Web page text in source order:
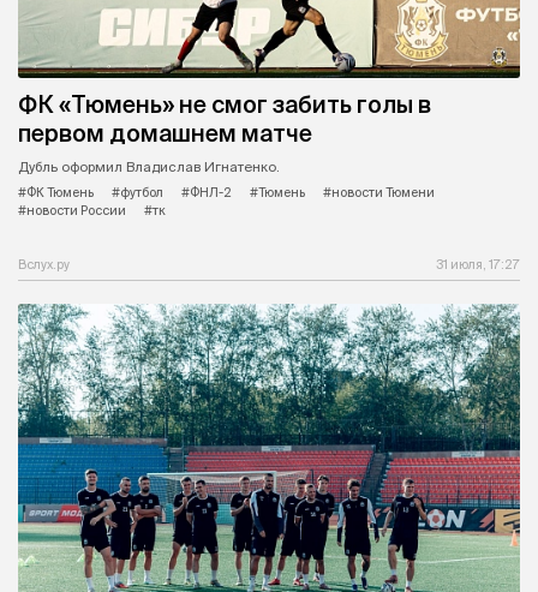
ФК «Тюмень» не смог забить голы в
первом домашнем матче
Дубль оформил Владислав Игнатенко.
#ФК Тюмень
#футбол #ФНЛ-2 #Тюмень
#новости Тюмени
#новости России
#тк
Вслух.ру 31 июля, 17:27